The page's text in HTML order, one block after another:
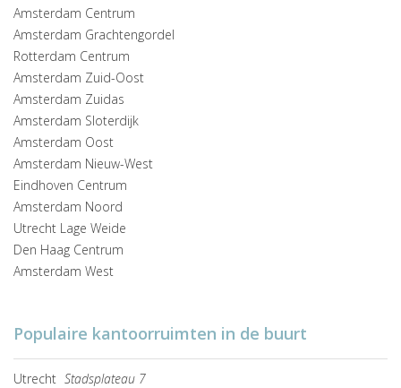
Amsterdam Centrum
Amsterdam Grachtengordel
Rotterdam Centrum
Amsterdam Zuid-Oost
Amsterdam Zuidas
Amsterdam Sloterdijk
Amsterdam Oost
Amsterdam Nieuw-West
Eindhoven Centrum
Amsterdam Noord
Utrecht Lage Weide
Den Haag Centrum
Amsterdam West
Populaire kantoorruimten in de buurt
Utrecht Stadsplateau 7